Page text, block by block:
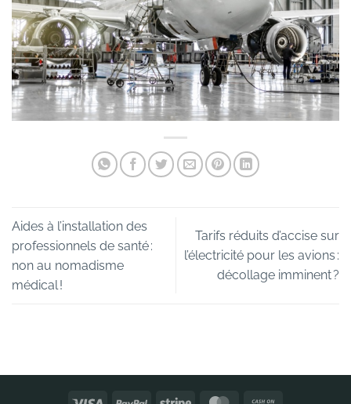
Aides à l’installation des
professionnels de santé :
non au nomadisme
médical !
Tarifs réduits d’accise sur
l’électricité pour les avions :
décollage imminent ?